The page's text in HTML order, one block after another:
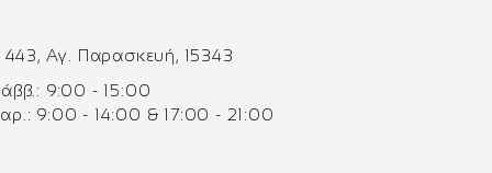
Αγ. Παρασκευή, 15343
9:00 - 15:00
9:00 - 14:00 & 17:00 - 21:00